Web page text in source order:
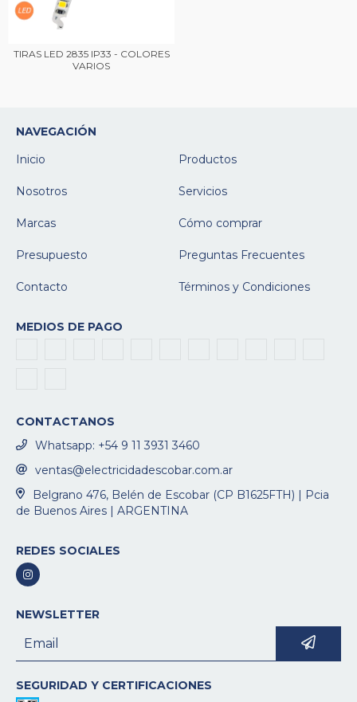
TIRAS LED 2835 IP33 - COLORES
VARIOS
NAVEGACIÓN
Inicio
Productos
Nosotros Servicios
Marcas Cómo comprar
Presupuesto Preguntas Frecuentes
Contacto Términos y Condiciones
MEDIOS DE PAGO
CONTACTANOS
Whatsapp: +54 9 11 3931 3460
ventas@electricidadescobar.com.ar
Belgrano 476, Belén de Escobar (CP B1625FTH) | Pcia
de Buenos Aires | ARGENTINA
REDES SOCIALES
NEWSLETTER
SEGURIDAD Y CERTIFICACIONES